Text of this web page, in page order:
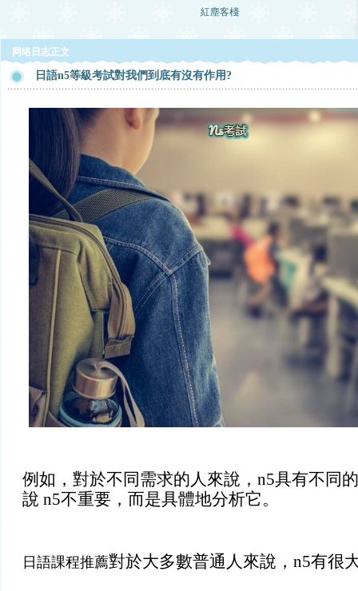
紅塵客棧
网络日志正文
日語n5等級考試對我們到底有沒有作用?
例如，對於不同需求的人來說，n5具有不同
說 n5不重要，而是具體地分析它。
日語課程推薦對於大多數普通人來說，n5有很